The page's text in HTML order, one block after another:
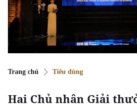
Trang chủ Tiêu dùng
Hai Chủ nhân Giải